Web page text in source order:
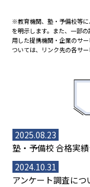
※教育機関、塾・予備校等
を明示します。また、一部
用した提携機関・企業のサ
ついては、リンク先の各サ
2025.08.23
塾・予備校 合格実
2024.10.31
アンケート調査につ